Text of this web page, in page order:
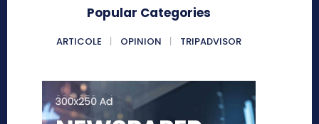
Popular Categories
ARTICOLE OPINION TRIPADVISOR